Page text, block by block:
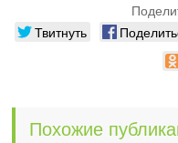
Твитнуть
Похожие